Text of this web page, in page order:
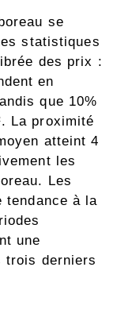
se
statistiques
des prix :
en
que 10%
La proximité
atteint 4
les
Les
tendance à la
une
trois derniers